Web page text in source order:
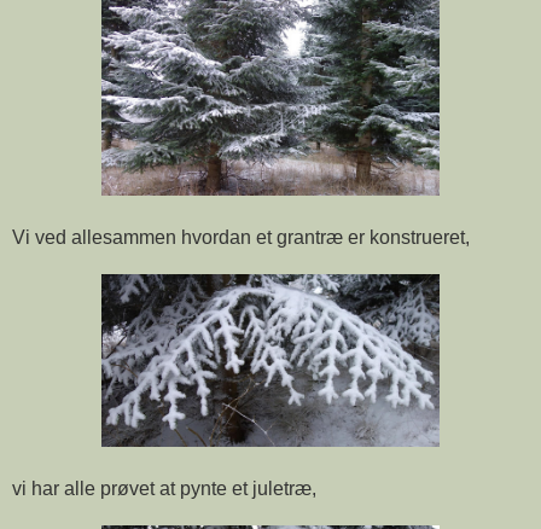
Vi ved allesammen hvordan et grantræ er konstrueret,
vi har alle prøvet at pynte et juletræ,